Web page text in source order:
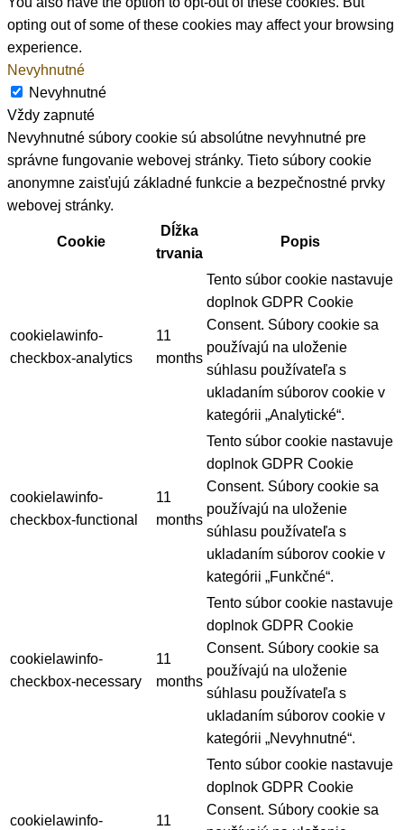
opting out of some of these cookies may affect your browsing
experience.
Nevyhnutné
Nevyhnutné
Vždy zapnuté
Nevyhnutné súbory cookie sú absolútne nevyhnutné pre
správne fungovanie webovej stránky. Tieto súbory cookie
anonymne zaisťujú základné funkcie a bezpečnostné prvky
webovej stránky.
Cookie
Dĺžka
trvania
Popis
cookielawinfo-
checkbox-analytics
11
months
Tento súbor cookie nastavuje
doplnok GDPR Cookie
Consent. Súbory cookie sa
používajú na uloženie
súhlasu používateľa s
ukladaním súborov cookie v
kategórii „Analytické“.
cookielawinfo-
checkbox-functional
11
months
Tento súbor cookie nastavuje
doplnok GDPR Cookie
Consent. Súbory cookie sa
používajú na uloženie
súhlasu používateľa s
ukladaním súborov cookie v
kategórii „Funkčné“.
cookielawinfo-
checkbox-necessary
11
months
Tento súbor cookie nastavuje
doplnok GDPR Cookie
Consent. Súbory cookie sa
používajú na uloženie
súhlasu používateľa s
ukladaním súborov cookie v
kategórii „Nevyhnutné“.
cookielawinfo-
11
Tento súbor cookie nastavuje
doplnok GDPR Cookie
Consent. Súbory cookie sa